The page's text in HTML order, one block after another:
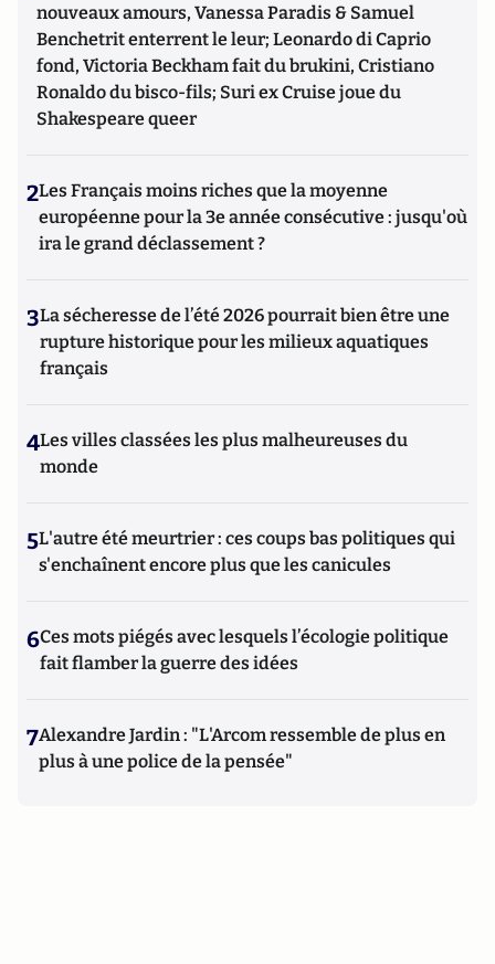
nouveaux amours, Vanessa Paradis & Samuel
Benchetrit enterrent le leur; Leonardo di Caprio
fond, Victoria Beckham fait du brukini, Cristiano
Ronaldo du bisco-fils; Suri ex Cruise joue du
Shakespeare queer
2Les Français moins riches que la moyenne
européenne pour la 3e année consécutive : jusqu'où
ira le grand déclassement ?
3La sécheresse de l’été 2026 pourrait bien être une
rupture historique pour les milieux aquatiques
français
4Les villes classées les plus malheureuses du
monde
5L'autre été meurtrier : ces coups bas politiques qui
s'enchaînent encore plus que les canicules
6Ces mots piégés avec lesquels l’écologie politique
fait flamber la guerre des idées
7Alexandre Jardin : "L'Arcom ressemble de plus en
plus à une police de la pensée"